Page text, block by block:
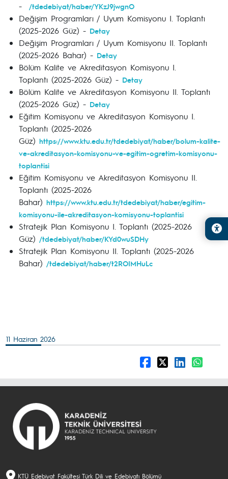
-
/tdedebiyat/haber/YKzJ9jwgnO
Değişim Programları / Uyum Komisyonu I. Toplantı
(2025-2026 Güz) - Detay
Değişim Programları / Uyum Komisyonu II. Toplantı
(2025-2026 Bahar) - Detay
Bölüm Kalite ve Akreditasyon Komisyonu I.
Toplantı (2025-2026 Güz) - Detay
Bölüm Kalite ve Akreditasyon Komisyonu II. Toplantı
(2025-2026 Güz) - Detay
Eğitim Komisyonu ve Akreditasyon Komisyonu I.
Toplantı (2025-2026
Güz) https://www.ktu.edu.tr/tdedebiyat/haber/bolum-kalite-
ve-akreditasyon-komisyonu-ve-egitim-ogretim-komisyonu-
toplantisi
Eğitim Komisyonu ve Akreditasyon Komisyonu II.
Toplantı (2025-2026
Bahar) https://www.ktu.edu.tr/tdedebiyat/haber/egitim-
komisyonu-ile-akreditasyon-komisyonu-toplantisi
Stratejik Plan Komisyonu I. Toplantı (2025-2026
Güz) /tdedebiyat/haber/KYd0wuSDHy
Stratejik Plan Komisyonu II. Toplantı (2025-2026
Bahar) /tdedebiyat/haber/t2ROIMHuLc
11 Haziran 2026
KTÜ Edebiyat Fakültesi Türk Dili ve Edebiyatı Bölümü